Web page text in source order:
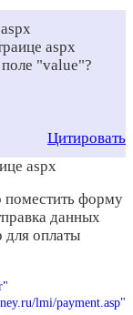
aspx
"value"?
Цитировать
aspx
форму
данных
для оплаты
lmi/payment.asp"